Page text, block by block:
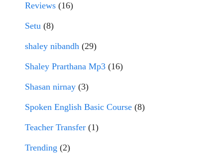
Reviews (16)
Setu (8)
shaley nibandh (29)
Shaley Prarthana Mp3 (16)
Shasan nirnay (3)
Spoken English Basic Course (8)
Teacher Transfer (1)
Trending (2)